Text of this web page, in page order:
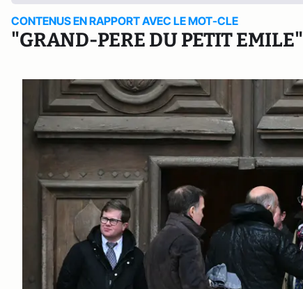
CONTENUS EN RAPPORT AVEC LE MOT-CLE
"GRAND-PERE DU PETIT EMILE"